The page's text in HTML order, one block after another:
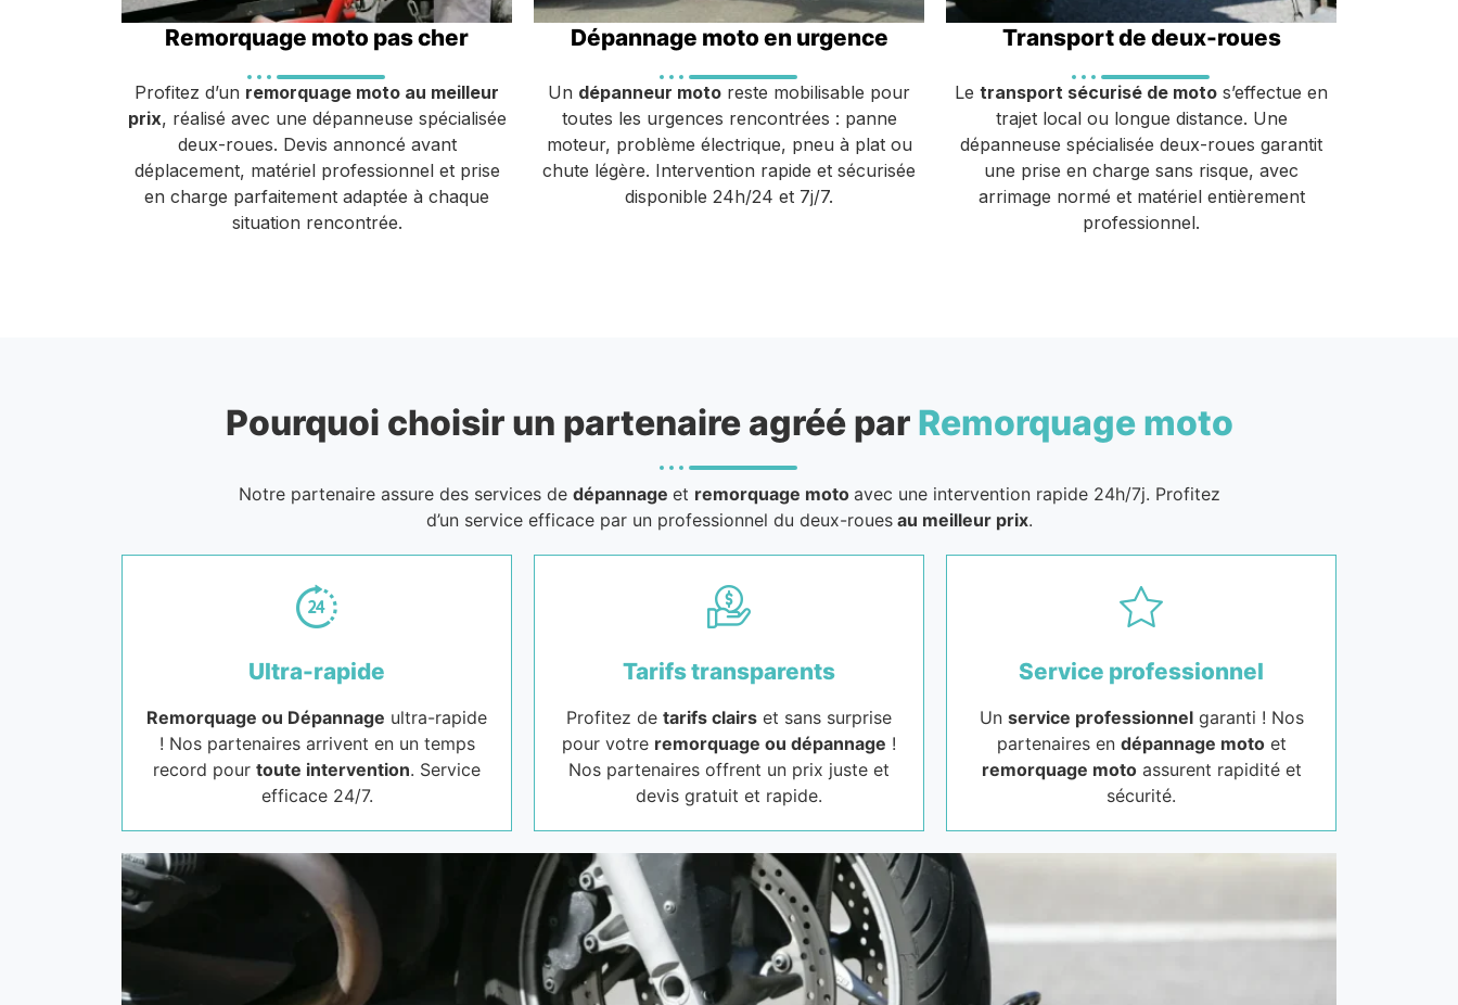
Remorquage moto pas cher
Profitez d’un remorquage moto au meilleur
prix, réalisé avec une dépanneuse spécialisée
deux-roues. Devis annoncé avant
déplacement, matériel professionnel et prise
en charge parfaitement adaptée à chaque
situation rencontrée.
Dépannage moto en urgence
Un dépanneur moto reste mobilisable pour
toutes les urgences rencontrées : panne
moteur, problème électrique, pneu à plat ou
chute légère. Intervention rapide et sécurisée
disponible 24h/24 et 7j/7.
Transport de deux-roues
Le transport sécurisé de moto s’effectue en
trajet local ou longue distance. Une
dépanneuse spécialisée deux-roues garantit
une prise en charge sans risque, avec
arrimage normé et matériel entièrement
professionnel.
Pourquoi choisir un partenaire agréé par Remorquage moto
Notre partenaire assure des services de dépannage et remorquage moto avec une intervention rapide 24h/7j. Profitez
d’un service efficace par un professionnel du deux-rouesau meilleur prix.
Ultra-rapide
Remorquage ou Dépannage ultra-rapide
! Nos partenaires arrivent en un temps
record pour toute intervention. Service
efficace 24/7.
Tarifs transparents
Profitez de tarifs clairs et sans surprise
pour votre remorquage ou dépannage !
Nos partenaires offrent un prix juste et
devis gratuit et rapide.
Service professionnel
Un service professionnelgaranti ! Nos
partenaires en dépannage motoet
remorquage motoassurent rapidité et
sécurité.